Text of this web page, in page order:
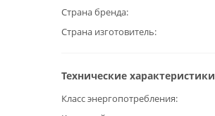
Страна бренда
Страна изготовитель
Технические характеристики
Класс энергопотребления